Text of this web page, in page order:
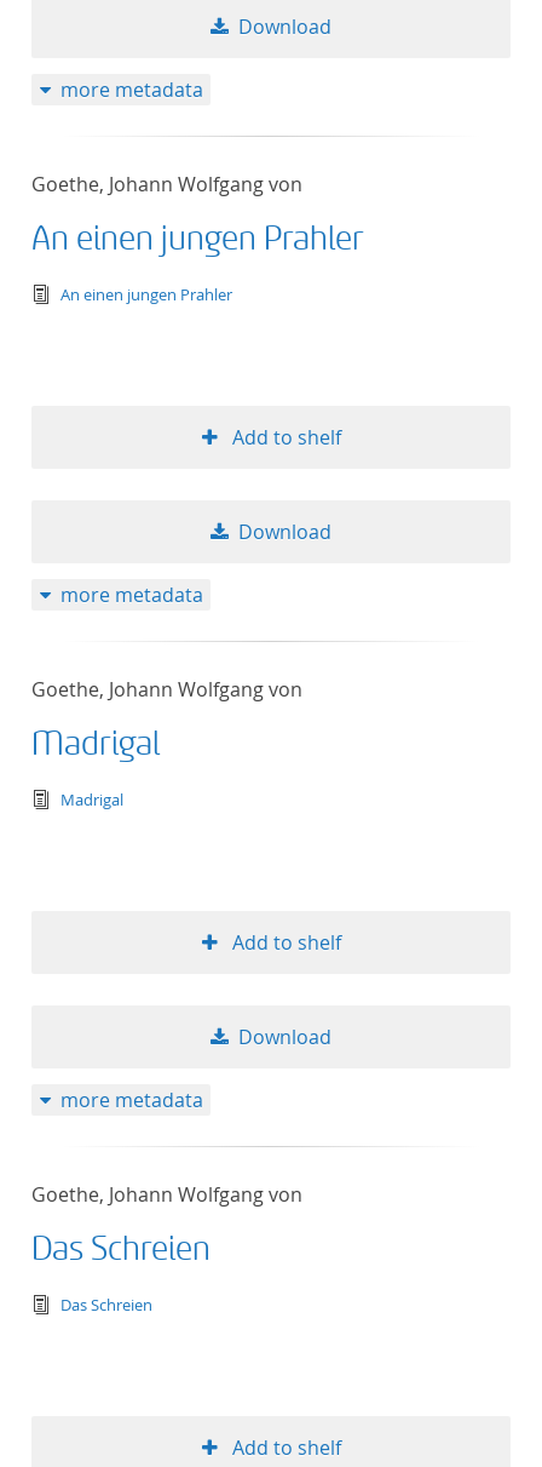
Download
more metadata
Goethe, Johann Wolfgang von
An einen jungen Prahler
text/tg.edition+tg.aggregation+xml
An einen jungen Prahler
Add to shelf
Download
more metadata
Goethe, Johann Wolfgang von
Madrigal
text/tg.edition+tg.aggregation+xml
Madrigal
Add to shelf
Download
more metadata
Goethe, Johann Wolfgang von
Das Schreien
text/tg.edition+tg.aggregation+xml
Das Schreien
Add to shelf